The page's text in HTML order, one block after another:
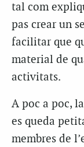
tal com
pas crear un
facilitar que
material de
activitats.
A poc a poc,
es queda
membres de